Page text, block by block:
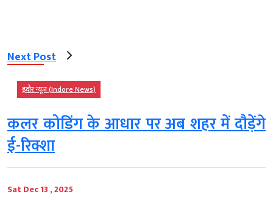
Next Post
इंदौर न्यूज़ (Indore News)
कलर कोडिंग के आधार पर अब शहर में दौड़ेंगे
ई-रिक्शा
Sat Dec 13 , 2025